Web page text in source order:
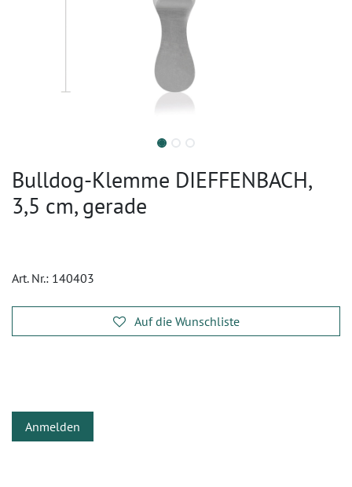
Bulldog-Klemme DIEFFENBACH,
3,5 cm, gerade
Art. Nr.: 140403
Auf die Wunschliste
Anmelden